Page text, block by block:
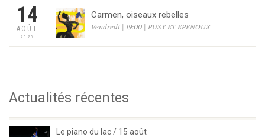
14
AOÛT
2026
Carmen, oiseaux rebelles
Vendredi | 19:00 | PUSY ET EPENOUX
Actualités récentes
Le piano du lac / 15 août